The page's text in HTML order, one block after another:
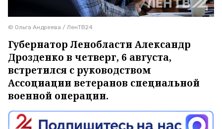
© Ольга Андреева / ЛенТВ24
Губернатор Ленобласти Александр
Дрозденко в четверг, 6 августа,
встретился с руководством
Ассоциации ветеранов специальной
военной операции.